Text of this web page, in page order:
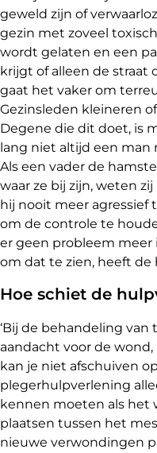
geweld zijn of
gezin met zoveel
wordt gelaten en een
krijgt of alleen de straat
gaat het vaker om
Gezinsleden kleineren
Degene die dit doet, is
lang niet altijd een man
Als een vader de
waar ze bij zijn, weten
hij nooit meer agressief
om de controle te
er geen probleem meer
om dat te zien, heeft de
Hoe schiet de
‘Bij de behandeling van
aandacht voor de
kan je niet afschuiven
plegerhulpverlening
kennen moeten als het
plaatsen tussen het
nieuwe verwondingen